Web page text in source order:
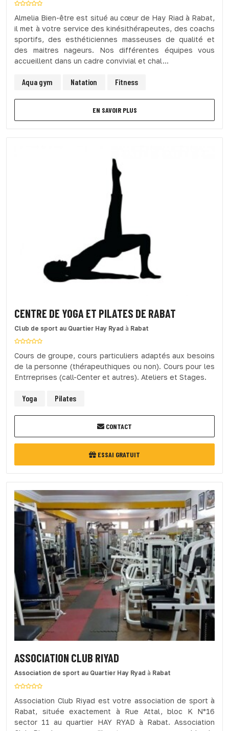
Almelia Bien-être est situé au cœur de Hay Riad à Rabat,
il met à votre service des kinésithérapeutes, des coachs
sportifs, des esthéticiennes masseuses de qualité et
des maitres nageurs. Nos différentes équipes vous
accueillent dans un cadre convivial et chal...
Aqua gym Natation Fitness
EN SAVOIR PLUS
CENTRE DE YOGA ET PILATES DE RABAT
Club de sport au Quartier Hay Ryad à Rabat
Cours de groupe, cours particuliers adaptés aux besoins
de la personne (thérapeuthiques ou non). Cours pour les
Entrreprises (call-Center et autres). Ateliers et Stages.
Yoga Pilates
CONTACT
ESSAI GRATUIT
ASSOCIATION CLUB RIYAD
Association de sport au Quartier Hay Ryad à Rabat
Association Club Riyad est votre association de sport à
Rabat, située exactement à Rue Attal, bloc K N°16
sector 11 au quartier HAY RYAD à Rabat. Association